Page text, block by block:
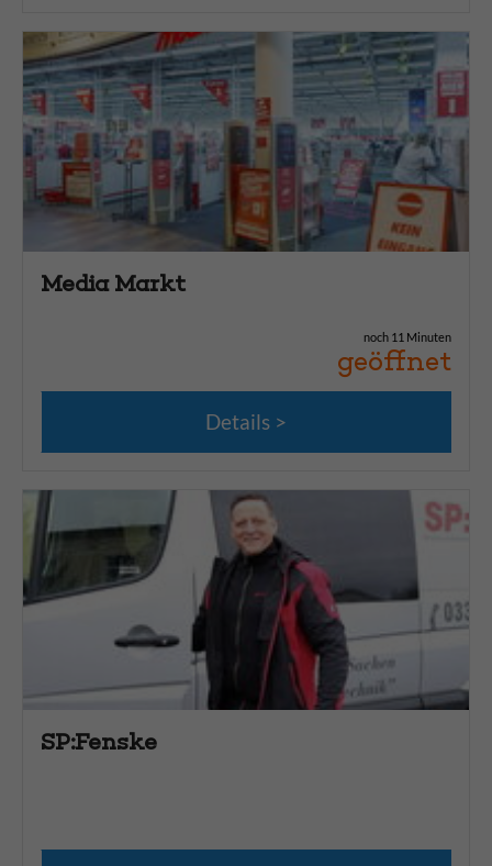
Media Markt
noch 11 Minuten
geöffnet
Details
SP:Fenske